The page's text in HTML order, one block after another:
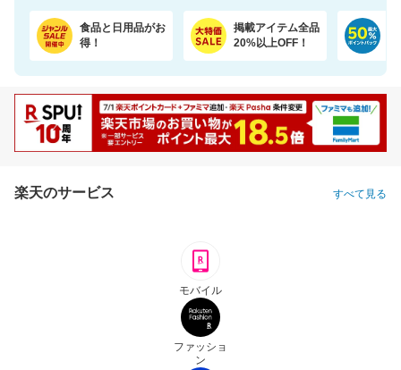
食品と日用品がお
得！
掲載アイテム全品
20%以上OFF！
楽天のサービス すべて見る
モバイル
ファッショ
ン